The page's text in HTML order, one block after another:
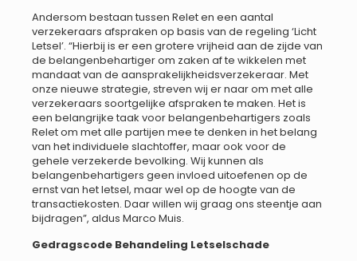
Andersom bestaan tussen Relet en een aantal
verzekeraars afspraken op basis van de regeling ‘Licht
Letsel’. “Hierbij is er een grotere vrijheid aan de zijde van
de belangenbehartiger om zaken af te wikkelen met
mandaat van de aansprakelijkheidsverzekeraar. Met
onze nieuwe strategie, streven wij er naar om met alle
verzekeraars soortgelijke afspraken te maken. Het is
een belangrijke taak voor belangenbehartigers zoals
Relet om met alle partijen mee te denken in het belang
van het individuele slachtoffer, maar ook voor de
gehele verzekerde bevolking. Wij kunnen als
belangenbehartigers geen invloed uitoefenen op de
ernst van het letsel, maar wel op de hoogte van de
transactiekosten. Daar willen wij graag ons steentje aan
bijdragen”, aldus Marco Muis.
Gedragscode Behandeling Letselschade